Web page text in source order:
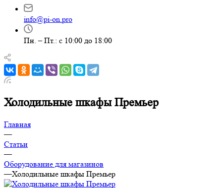
info@pi-on.pro
Пн. – Пт.: с 10:00 до 18:00
Холодильные шкафы Премьер
Главная
—
Статьи
—
Оборудование для магазинов
—Холодильные шкафы Премьер